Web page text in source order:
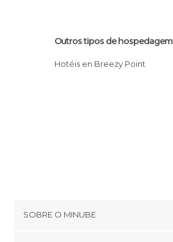
Outros tipos de hospedagem
Hotéis en Breezy Point
SOBRE O MINUBE